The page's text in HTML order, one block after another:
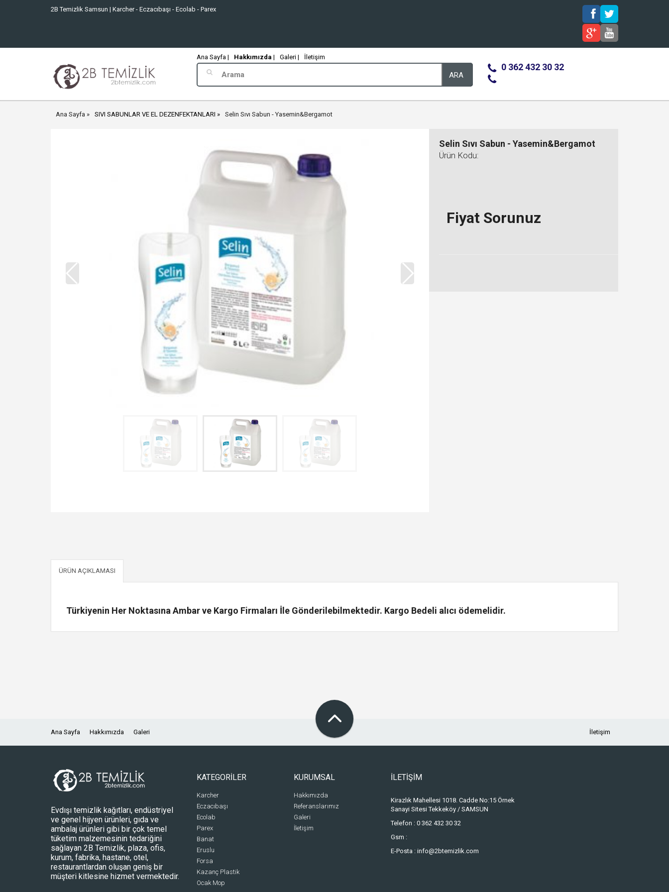
2B Temizlik Samsun | Karcher - Eczacıbaşı - Ecolab - Parex
Ana Sayfa | Hakkımızda | Galeri | İletişim
ARA
0 362 432 30 32
Ana Sayfa SIVI SABUNLAR VE EL DEZENFEKTANLARI Selin Sıvı Sabun - Yasemin&Bergamot
Selin Sıvı Sabun - Yasemin&Bergamot
Ürün Kodu:
Fiyat Sorunuz
ÜRÜN AÇIKLAMASI
Türkiyenin Her Noktasına Ambar ve Kargo Firmaları İle Gönderilebilmektedir. Kargo Bedeli alıcı ödemelidir.
Ana Sayfa Hakkımızda Galeri İletişim
Evdışı temizlik kağıtları, endüstriyel
ve genel hijyen ürünleri, gıda ve
ambalaj ürünleri gibi bir çok temel
tüketim malzemesinin tedariğini
sağlayan 2B Temizlik, plaza, ofis,
kurum, fabrika, hastane, otel,
restaurantlardan oluşan geniş bir
müşteri kitlesine hizmet vermektedir.
KATEGORİLER
Karcher
Eczacıbaşı
Ecolab
Parex
Banat
Eruslu
Forsa
Kazanç Plastik
Ocak Mop
KURUMSAL
Hakkımızda
Referanslarımız
Galeri
İletişim
İLETİŞİM
Kirazlık Mahellesi 1018. Cadde No:15 Örnek
Sanayi Sitesi Tekkeköy / SAMSUN
Telefon : 0 362 432 30 32
Gsm :
E-Posta : info@2btemizlik.com